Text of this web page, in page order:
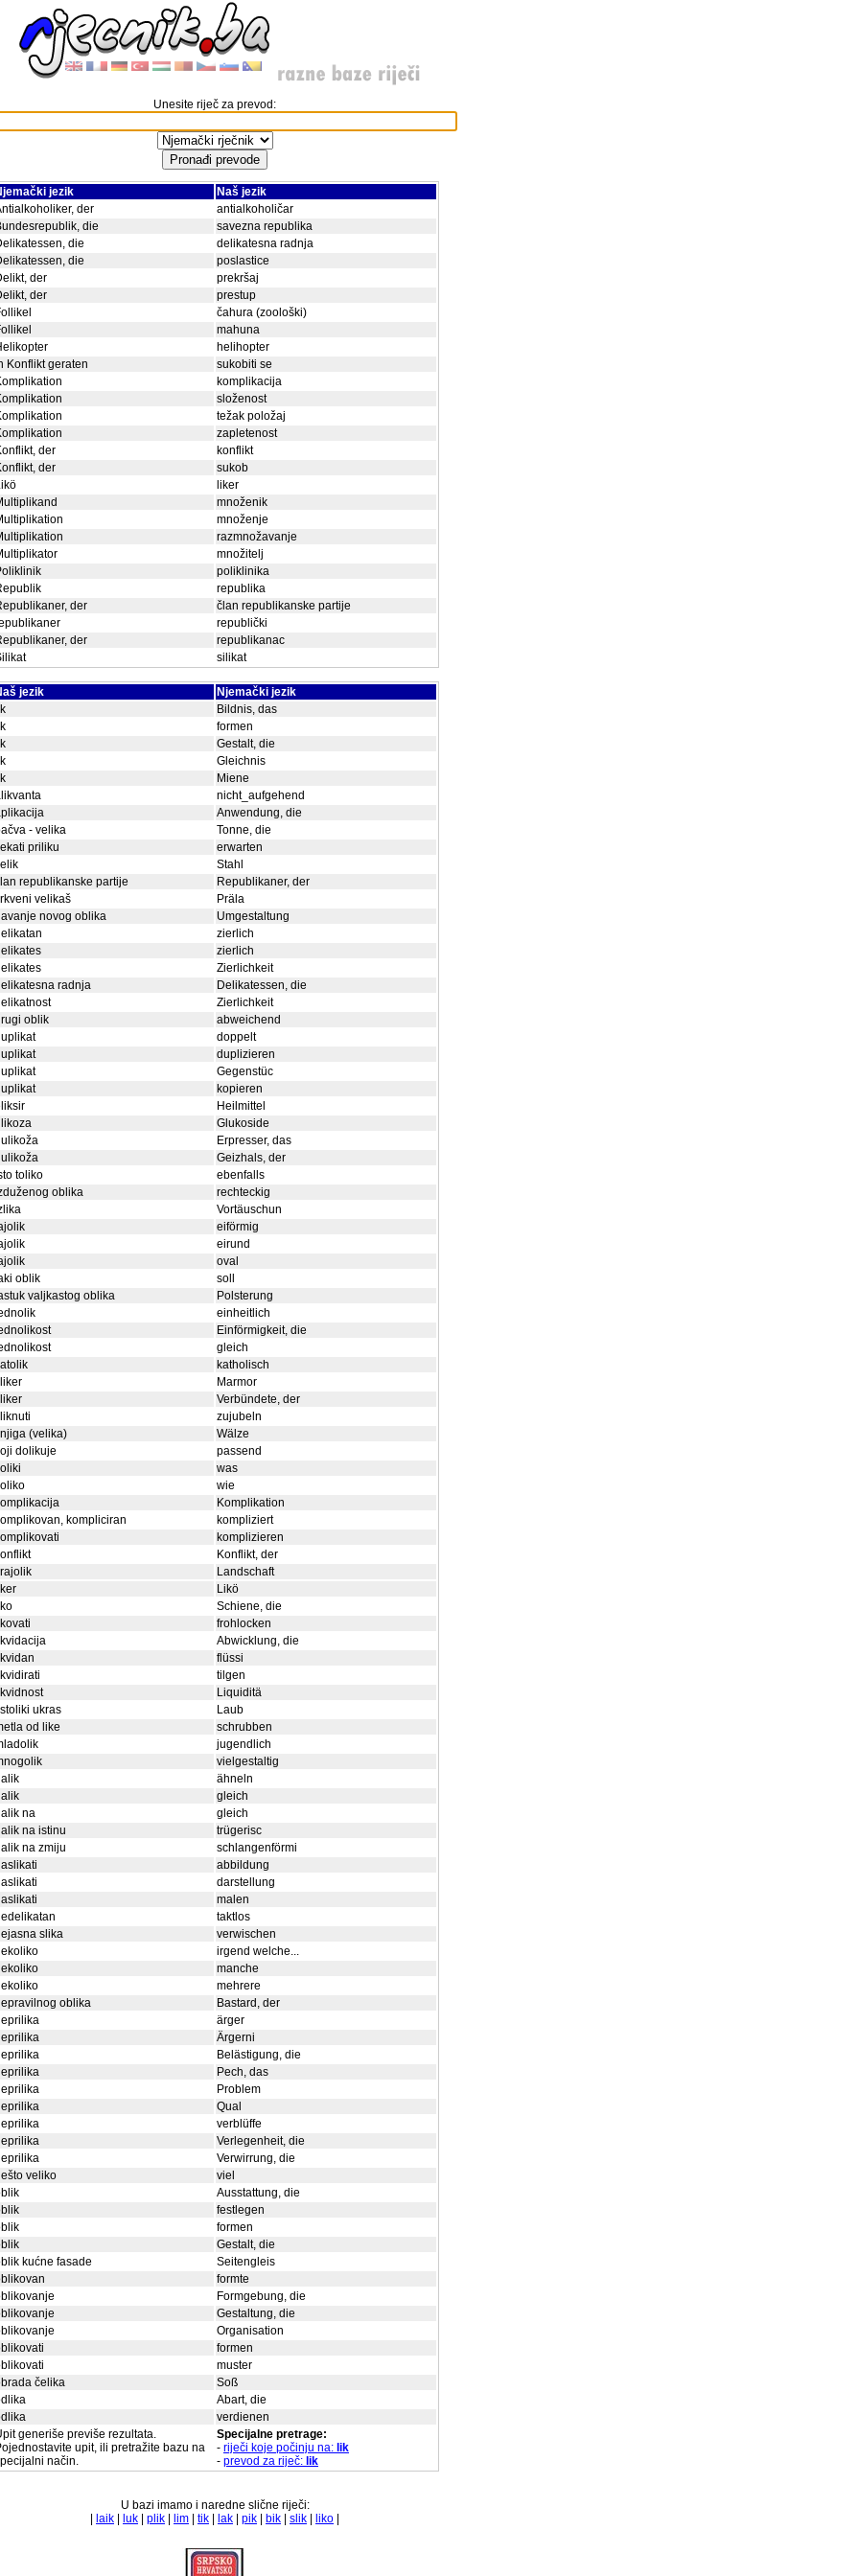
Unesite riječ za prevod:
jezik
Naš jezik
der
antialkoholičar
die
savezna republika
die
delikatesna radnja
die
poslastice
der
prekršaj
der
prestup
čahura (zoološki)
mahuna
helihopter
Konflikt geraten
sukobiti se
komplikacija
složenost
težak položaj
zapletenost
der
konflikt
der
sukob
liker
množenik
množenje
razmnožavanje
množitelj
poliklinika
republika
der
član republikanske partije
republički
der
republikanac
silikat
jezik
Njemački jezik
Bildnis, das
formen
Gestalt, die
Gleichnis
Miene
nicht_aufgehend
Anwendung, die
- velika
Tonne, die
priliku
erwarten
Stahl
republikanske partije
Republikaner, der
velikaš
Präla
novog oblika
Umgestaltung
zierlich
zierlich
Zierlichkeit
radnja
Delikatessen, die
Zierlichkeit
oblik
abweichend
doppelt
duplizieren
Gegenstüc
kopieren
Heilmittel
Glukoside
Erpresser, das
Geizhals, der
toliko
ebenfalls
oblika
rechteckig
Vortäuschun
eiförmig
eirund
oval
oblik
soll
valjkastog oblika
Polsterung
einheitlich
Einförmigkeit, die
gleich
katholisch
Marmor
Verbündete, der
zujubeln
(velika)
Wälze
dolikuje
passend
was
wie
Komplikation
kompliciran
kompliziert
komplizieren
Konflikt, der
Landschaft
Likö
Schiene, die
frohlocken
Abwicklung, die
flüssi
tilgen
Liquiditä
ukras
Laub
od like
schrubben
jugendlich
vielgestaltig
ähneln
gleich
na
gleich
na istinu
trügerisc
na zmiju
schlangenförmi
abbildung
darstellung
malen
taktlos
slika
verwischen
irgend welche...
manche
mehrere
oblika
Bastard, der
ärger
Ärgerni
Belästigung, die
Pech, das
Problem
Qual
verblüffe
Verlegenheit, die
Verwirrung, die
veliko
viel
Ausstattung, die
festlegen
formen
Gestalt, die
kućne fasade
Seitengleis
formte
Formgebung, die
Gestaltung, die
Organisation
formen
muster
čelika
Soß
Abart, die
verdienen
generiše previše rezultata.
upit, ili pretražite bazu na
način.
Specijalne pretrage:
- riječi koje počinju na: lik
- prevod za riječ: lik
U bazi imamo i naredne slične riječi:
laik luk plik lim tik lak pik bik slik liko